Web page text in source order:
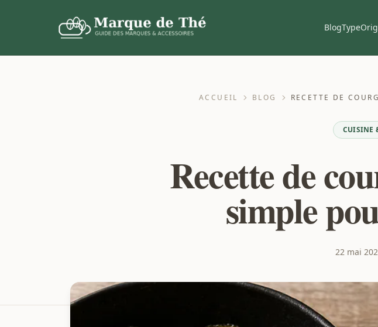
BlogType
ACCUEIL BLOG RECETTE DE
CUISINE
Recette de
simple
22 mai